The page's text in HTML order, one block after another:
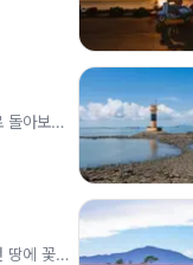
돌아보기
땅에 꽃이